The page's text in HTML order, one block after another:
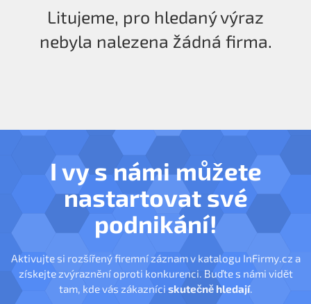
Litujeme, pro hledaný výraz
nebyla nalezena žádná firma.
I vy s námi můžete
nastartovat své
podnikání!
Aktivujte si rozšířený firemní záznam v katalogu InFirmy.cz a
získejte zvýraznění oproti konkurenci. Buďte s námi vidět
tam, kde vás zákazníci skutečně hledají.